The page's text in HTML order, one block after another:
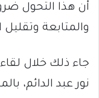
أن هذا التحول
والمتابعة وتقليل
جاء ذلك خلال لقاء
نور عبد الدائم،